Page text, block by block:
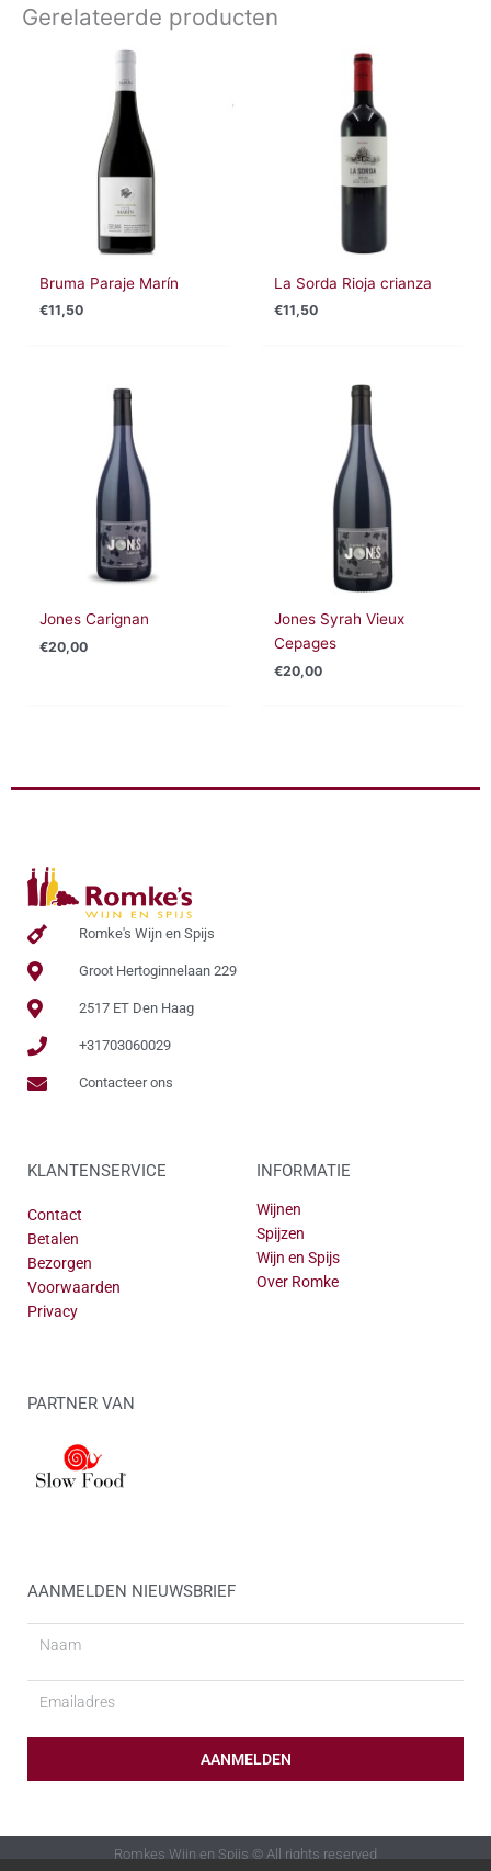
Gerelateerde producten
Bruma Paraje Marín
€11,50
La Sorda Rioja crianza
€11,50
Jones Carignan
€20,00
Jones Syrah Vieux
Cepages
€20,00
Romke's Wijn en Spijs
Groot Hertoginnelaan 229
2517 ET Den Haag
+31703060029
Contacteer ons
KLANTENSERVICE
Contact
Betalen
Bezorgen
Voorwaarden
Privacy
INFORMATIE
Wijnen
Spijzen
Wijn en Spijs
Over Romke
PARTNER VAN
AANMELDEN NIEUWSBRIEF
AANMELDEN
Romkes Wijn en Spijs © All rights reserved